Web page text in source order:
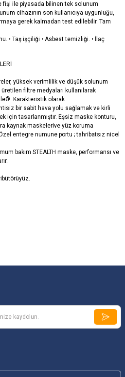
fişi ile piyasada bilinen tek solunum
cihazının son kullanıcıya uygunluğu,
gerek kalmadan test edilebilir. Tam
• Taş işçiliği • Asbest temizliği. • İlaç
yüksek verimlilik ve düşük solunum
filtre medyaları kullanılarak
Karakteristik olarak
bir sabit hava yolu sağlamak ve kirli
için tasarlanmıştır. Eşsiz maske konturu,
kaynak maskelerive yüz koruma
entegre numune portu ; tahribatsız nicel
bakım STEALTH maske, performansı ve